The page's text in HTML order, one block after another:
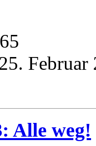
Februar
Alle weg!